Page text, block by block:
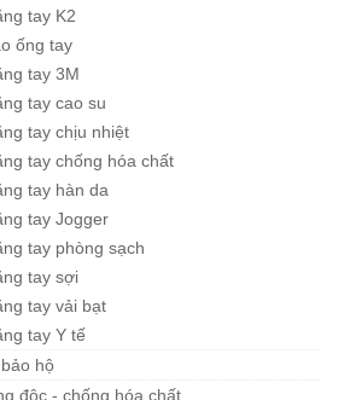
tay K2
ống tay
tay 3M
tay cao su
tay chịu nhiệt
tay chống hóa chất
tay hàn da
tay Jogger
tay phòng sạch
tay sợi
tay vải bạt
tay Y tế
hộ
độc - chống hóa chất